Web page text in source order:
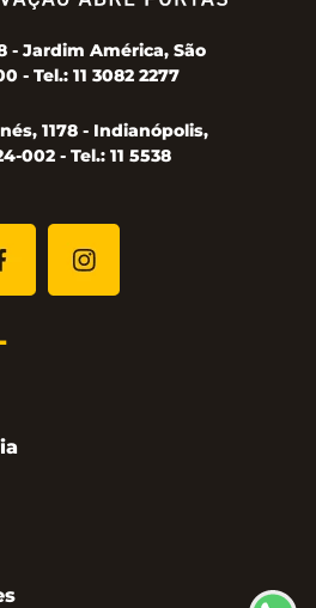
- Jardim América, São
- Tel.: 11 3082 2277
1178 - Indianópolis,
002 - Tel.: 11 5538